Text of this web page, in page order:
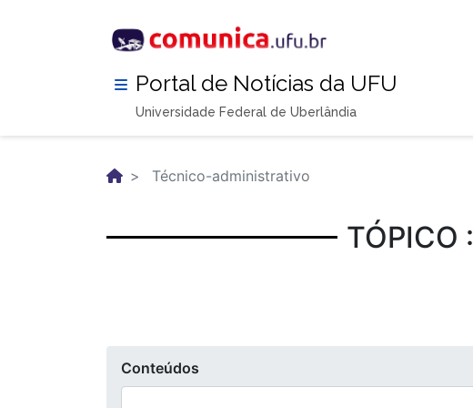
Portal de Notícias da UFU
Universidade Federal de Uberlândia
Técnico-administrativo
TÓPICO
Conteúdos